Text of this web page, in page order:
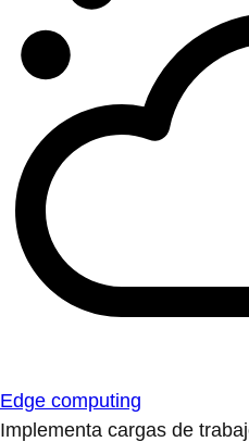
Edge computing
Implementa cargas de